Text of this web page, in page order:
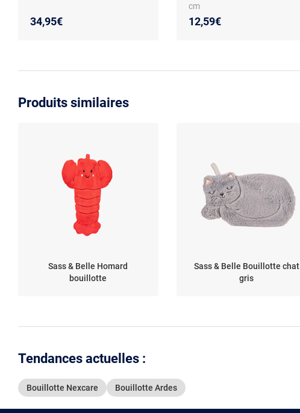
34,95€
cm
12,59€
Produits similaires
Sass & Belle Homard
bouillotte
Sass & Belle Bouillotte chat
gris
Tendances actuelles :
Bouillotte Nexcare Bouillotte Ardes